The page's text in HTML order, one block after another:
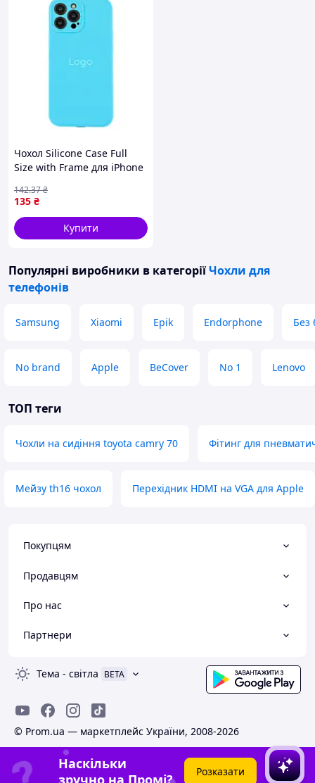
Чохол Silicone Case Full
Size with Frame для iPhone
(17002858)
135 ₴
142.37₴
Купити
Популярні виробники в категоріїЧохли для
телефонів
Samsung Xiaomi Epik Endorphone Без
No brand Apple BeCover No 1 Lenovo
ТОП теги
Чохли на сидіння toyota camry 70 Фітинг для
Мейзу th16 чохол Перехідник HDMI на VGA для Apple
Покупцям
Продавцям
Про нас
Партнери
Тема - світла BETA
© Prom.ua — маркетплейс України, 2008-2026
Наскільки
зручно на Промі?
Розказати